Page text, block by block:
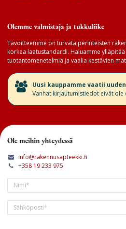
Olemme valmistaja ja tukkuliike
Tavoitteemme on turvata perinteisten
korkea laatustandardi. Haluamme
tuotantomenetelmiä ja vaalia kestävien
​Uusi kauppamme vaatii
Vanhat kirjautumistiedot eivät ole
Ole meihin yhteydessä
info@rakennusapteekki.fi
+358 19 233 975